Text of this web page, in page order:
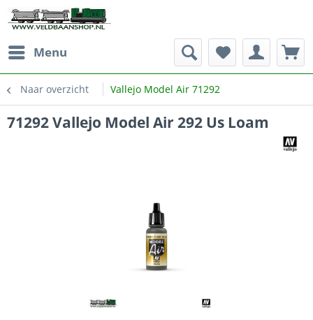
Menu
Naar overzicht Vallejo Model Air 71292
71292 Vallejo Model Air 292 Us Loam